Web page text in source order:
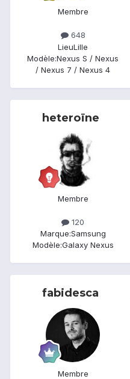
Membre
648
LieuLille
Modèle:Nexus S / Nexus
/ Nexus 7 / Nexus 4
heteroïne
Membre
120
Marque:Samsung
Modèle:Galaxy Nexus
fabidesca
Membre